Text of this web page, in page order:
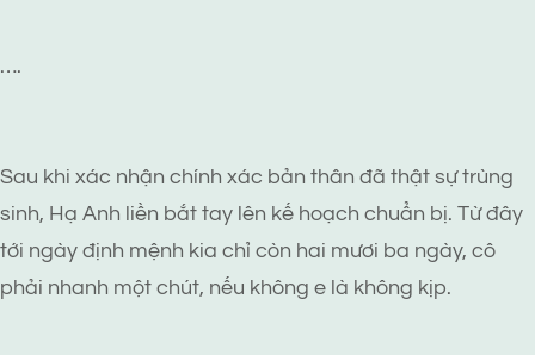
….
Sau khi xác nhận chính xác bản thân đã thật sự trùng
sinh, Hạ Anh liền bắt tay lên kế hoạch chuẩn bị. Từ đây
tới ngày định mệnh kia chỉ còn hai mươi ba ngày, cô
phải nhanh một chút, nếu không e là không kịp.